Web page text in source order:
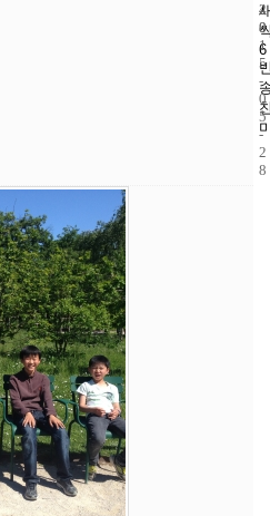
6
4
8
2
0
1
5
-
0
5
-
2
8